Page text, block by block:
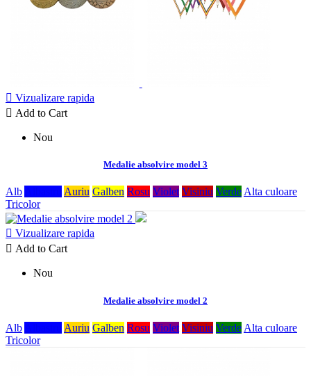
 Vizualizare rapida
 Add to Cart
Nou
Medalie absolvire model 3
Alb Auriu Galben Rosu Violet Visiniu VerdeAlta culoare
Tricolor
 Vizualizare rapida
 Add to Cart
Nou
Medalie absolvire model 2
Alb Auriu Galben Rosu Violet Visiniu Verde Alta culoare
Tricolor